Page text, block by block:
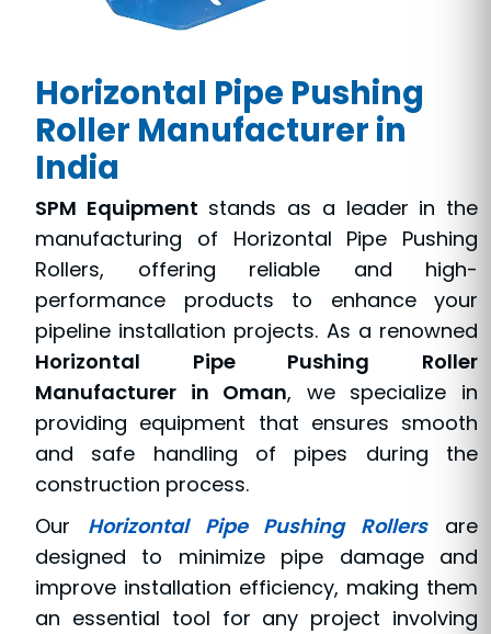
Horizontal Pipe Pushing
Roller Manufacturer in
India
SPM Equipment stands as a leader in the
manufacturing of Horizontal Pipe Pushing
Rollers, offering reliable and high-
performance products to enhance your
pipeline installation projects. As a renowned
Horizontal Pipe Pushing Roller
Manufacturer in Oman, we specialize in
providing equipment that ensures smooth
and safe handling of pipes during the
construction process.
Our Horizontal Pipe Pushing Rollersare
designed to minimize pipe damage and
improve installation efficiency, making them
an essential tool for any project involving